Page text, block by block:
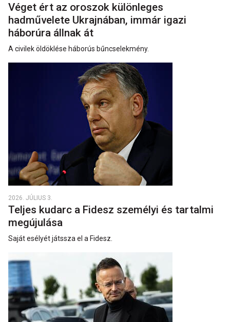
Véget ért az oroszok különleges
hadművelete Ukrajnában, immár igazi
háborúra állnak át
A civilek öldöklése háborús bűncselekmény.
2026. JÚLIUS 3.
Teljes kudarc a Fidesz személyi és tartalmi
megújulása
Saját esélyét játssza el a Fidesz.